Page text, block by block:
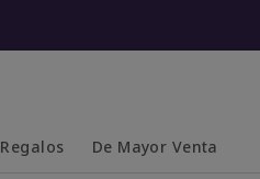
Regalos De Mayor Venta